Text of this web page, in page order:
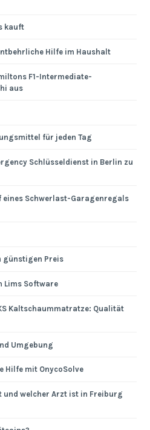
kauft
Hilfe im Haushalt
F1-Intermediate-
aus
für jeden Tag
Schlüsseldienst in Berlin zu
eines Schwerlast-Garagenregals
günstigen Preis
Lims Software
Kaltschaummatratze: Qualität
Umgebung
Hilfe mit OnycoSolve
und welcher Arzt ist in Freiburg